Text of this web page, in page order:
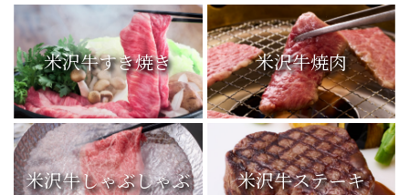
米沢牛すき焼き 米沢牛焼肉
米沢牛しゃぶしゃぶ 米沢牛ステーキ